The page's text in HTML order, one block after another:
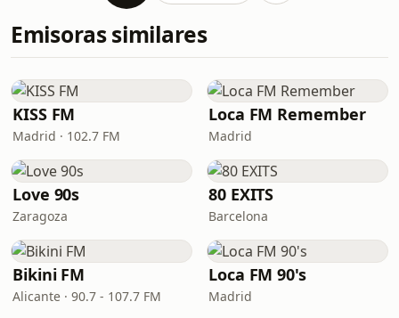
Emisoras similares
KISS FM
Madrid · 102.7 FM
Loca FM Remember
Madrid
Love 90s
Zaragoza
80 EXITS
Barcelona
Bikini FM
Alicante · 90.7 - 107.7 FM
Loca FM 90's
Madrid